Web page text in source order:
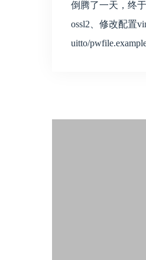
倒腾了一天，终于
ossl2、修改配置
uitto/